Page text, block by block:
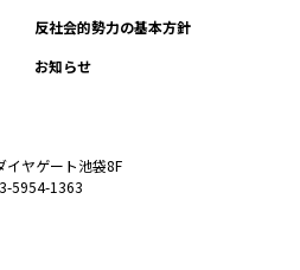
反社会的勢力の基本方針
お知らせ
イヤゲート池袋8F
5954-1363